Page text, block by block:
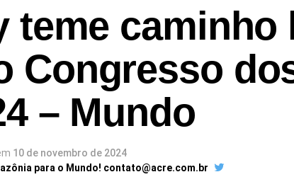
teme caminho
Congresso
– Mundo
10 de novembro de 2024
para o Mundo! contato@acre.com.br